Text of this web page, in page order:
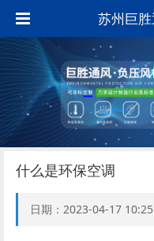
苏州巨
什么是环保空调
日期：2023-04-17